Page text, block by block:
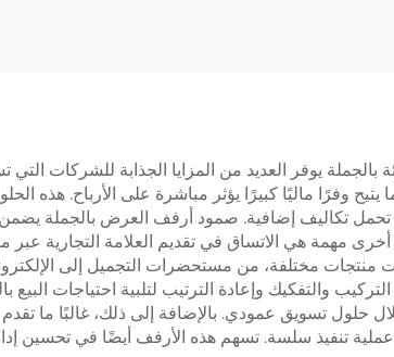
بالجملة يوفر العديد من المزايا الجذابة للشركات
يتيح وفرًا ماليًا كبيرًا يؤثر مباشرة على الأرباح. هذه
تكاليف إضافية. صمود أرفف العرض بالجملة يضمن
أخرى مهمة هي الاتساق في تقديم العلامة التجارية
مختلفة، من مستحضرات التجميل إلى
والتفكيك وإعادة الترتيب لتلبية احتياجات
حلول تسويق عمودي. بالإضافة إلى ذلك، غالبًا ما
عملية تنفيذ سلسة. تسهم هذه الأرفف أيضًا في